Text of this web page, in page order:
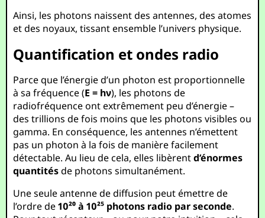
Ainsi, les photons naissent des antennes, des atomes
et des noyaux, tissant ensemble l’univers physique.
Quantification et ondes radio
Parce que l’énergie d’un photon est proportionnelle
à sa fréquence (E = hν), les photons de
radiofréquence ont extrêmement peu d’énergie –
des trillions de fois moins que les photons visibles ou
gamma. En conséquence, les antennes n’émettent
pas un photon à la fois de manière facilement
détectable. Au lieu de cela, elles libèrentd’énormes
quantitésde photons simultanément.
Une seule antenne de diffusion peut émettre de
l’ordre de10²⁰ à 10²⁵ photons radio par seconde.